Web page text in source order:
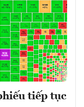
tiếp tục